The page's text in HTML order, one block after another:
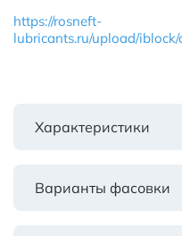
https://rosneft-
lubricants.ru/upload/
Характеристики
Варианты фасовки